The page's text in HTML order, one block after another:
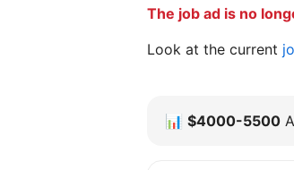
The job ad is no
Look at the current
📊 $4000-5500